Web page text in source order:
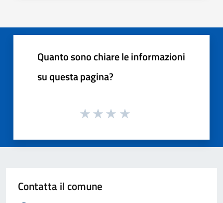
Quanto sono chiare le informazioni
su questa pagina?
Contatta il comune